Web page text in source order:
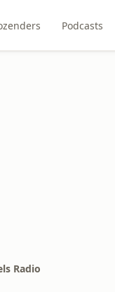
Podcasts
Radio